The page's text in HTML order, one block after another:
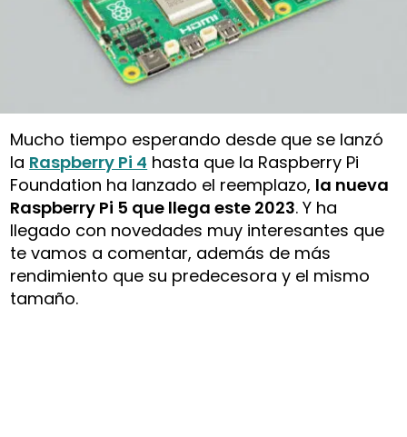
Mucho tiempo esperando desde que se lanzó
la Raspberry Pi 4 hasta que la Raspberry Pi
Foundation ha lanzado el reemplazo, la nueva
Raspberry Pi 5 que llega este 2023. Y ha
llegado con novedades muy interesantes que
te vamos a comentar, además de más
rendimiento que su predecesora y el mismo
tamaño.